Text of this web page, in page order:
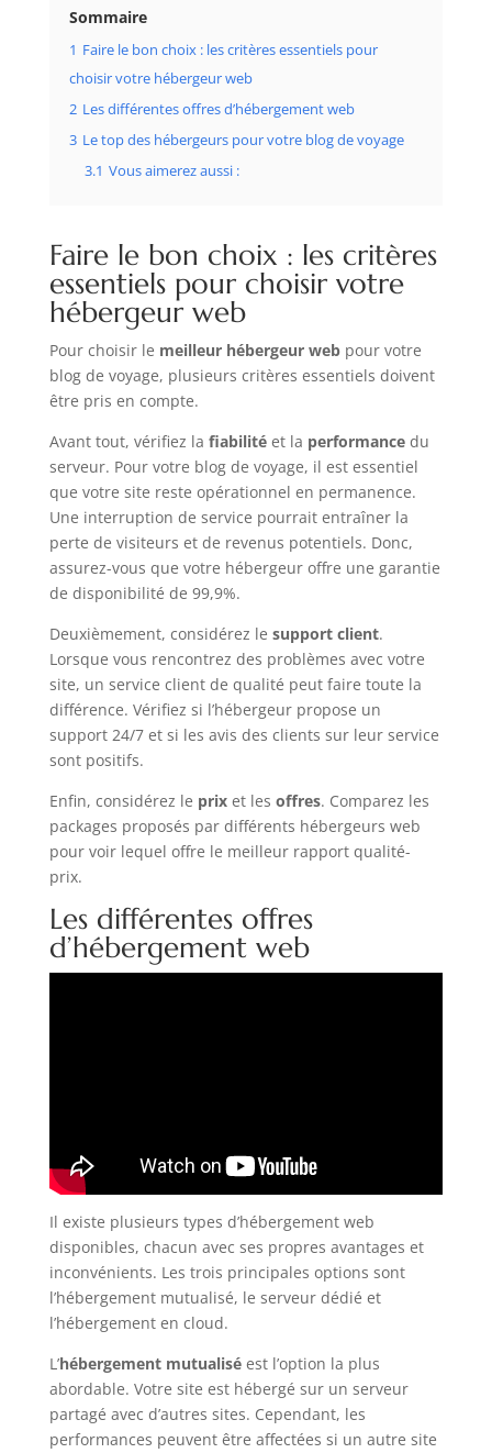
Sommaire
1 Faire le bon choix : les critères essentiels pour
choisir votre hébergeur web
2 Les différentes offres d’hébergement web
3 Le top des hébergeurs pour votre blog de voyage
3.1 Vous aimerez aussi :
Faire le bon choix : les critères
essentiels pour choisir votre
hébergeur web
Pour choisir le meilleur hébergeur webpour votre
blog de voyage, plusieurs critères essentiels doivent
être pris en compte.
Avant tout, vérifiez la fiabilitéet la performancedu
serveur. Pour votre blog de voyage, il est essentiel
que votre site reste opérationnel en permanence.
Une interruption de service pourrait entraîner la
perte de visiteurs et de revenus potentiels. Donc,
assurez-vous que votre hébergeur offre une garantie
de disponibilité de 99,9%.
Deuxièmement, considérez le support client.
Lorsque vous rencontrez des problèmes avec votre
site, un service client de qualité peut faire toute la
différence. Vérifiez si l’hébergeur propose un
support 24/7 et si les avis des clients sur leur service
sont positifs.
Enfin, considérez le prixet les offres. Comparez les
packages proposés par différents hébergeurs web
pour voir lequel offre le meilleur rapport qualité-
prix.
Les différentes offres
d’hébergement web
Il existe plusieurs types d’hébergement web
disponibles, chacun avec ses propres avantages et
inconvénients. Les trois principales options sont
l’hébergement mutualisé, le serveur dédié et
l’hébergement en cloud.
L’hébergement mutualiséest l’option la plus
abordable. Votre site est hébergé sur un serveur
partagé avec d’autres sites. Cependant, les
performances peuvent être affectées si un autre site